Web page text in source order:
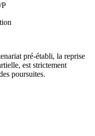
pré-établi, la reprise
est strictement
poursuites.